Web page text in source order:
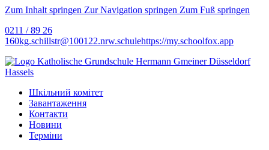
Zum Inhalt springen Zur Navigation springen Zum Fuß springen
0211 / 89 26
160kg.schillstr@100122.nrw.schulehttps://my.schoolfox.app
Шкільний комітет
Завантаження
Контакти
Новини
Терміни